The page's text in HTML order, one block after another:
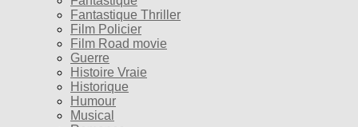
Fantastique Thriller
Film Policier
Film Road movie
Guerre
Histoire Vraie
Historique
Humour
Musical